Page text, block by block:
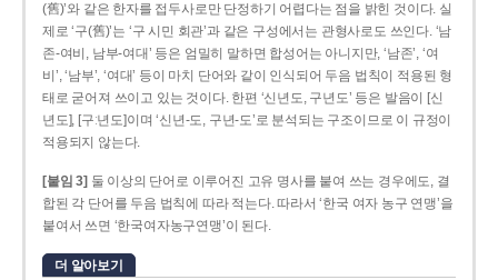
(舊)’와 같은 한자를 접두사로만 단정하기 어렵다는 점을 밝힌 것이다. 실
제로 ‘구(舊)’는 ‘구 시민 회관’과 같은 구성에서는 관형사로도 쓰인다. ‘남
존­-여비, 남부-­여대’ 등은 엄밀히 말하면 합성어는 아니지만, ‘남존’, ‘여
비’, ‘남부’, ‘여대’ 등이 마치 단어와 같이 인식되어 두음 법칙이 적용된 형
태로 굳어져 쓰이고 있는 것이다. 한편 ‘신년도, 구년도’ 등은 발음이 [신
년도], [구ː년도]이며 ‘신년­-도, 구년-­도’로 분석되는 구조이므로 이 규정이
적용되지 않는다.
[붙임 3] 둘 이상의 단어로 이루어진 고유 명사를 붙여 쓰는 경우에도, 결
합된 각 단어를 두음 법칙에 따라 적는다. 따라서 ‘한국 여자 농구 연맹’을
붙여서 쓰면 ‘한국여자농구연맹’이 된다.
더 알아보기